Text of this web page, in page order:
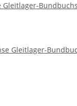
Gleitlager-